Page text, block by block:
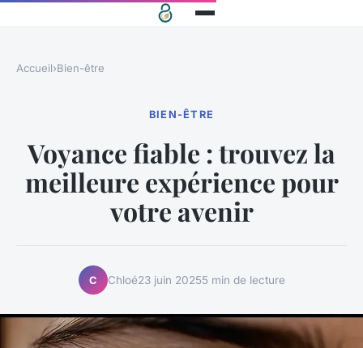
Accueil›Bien-être
BIEN-ÊTRE
Voyance fiable : trouvez la
meilleure expérience pour
votre avenir
C Chloé23 juin 20255 min de lecture